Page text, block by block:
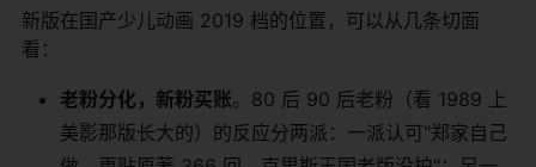
新版在国产少儿动画 2019 档的位置，可以从几条切面
看：
老粉分化，新粉买账。80 后 90 后老粉（看 1989 上
美影那版长大的）的反应分两派：一派认可"郑家自己